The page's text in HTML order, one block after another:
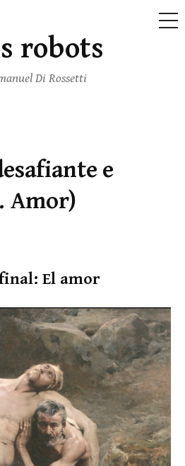
robots
Di Rossetti
e
Amor)
El amor